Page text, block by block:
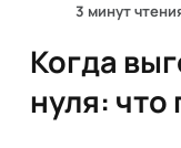
3 минут
Когда
нуля: что